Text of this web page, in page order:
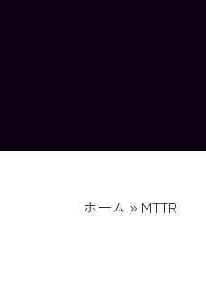
ホーム » MTTR